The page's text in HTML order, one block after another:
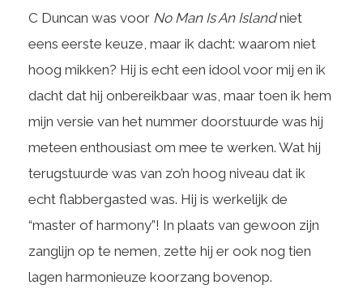
C Duncan was voor No Man Is An Islandniet
eens eerste keuze, maar ik dacht: waarom niet
hoog mikken? Hij is echt een idool voor mij en ik
dacht dat hij onbereikbaar was, maar toen ik hem
mijn versie van het nummer doorstuurde was hij
meteen enthousiast om mee te werken. Wat hij
terugstuurde was van zo’n hoog niveau dat ik
echt flabbergasted was. Hij is werkelijk de
“master of harmony”! In plaats van gewoon zijn
zanglijn op te nemen, zette hij er ook nog tien
lagen harmonieuze koorzang bovenop.